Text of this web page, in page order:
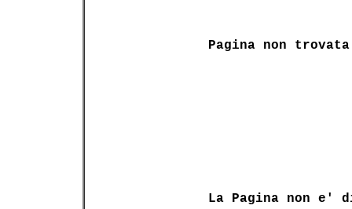
Pagina non trovata
La Pagina non e'